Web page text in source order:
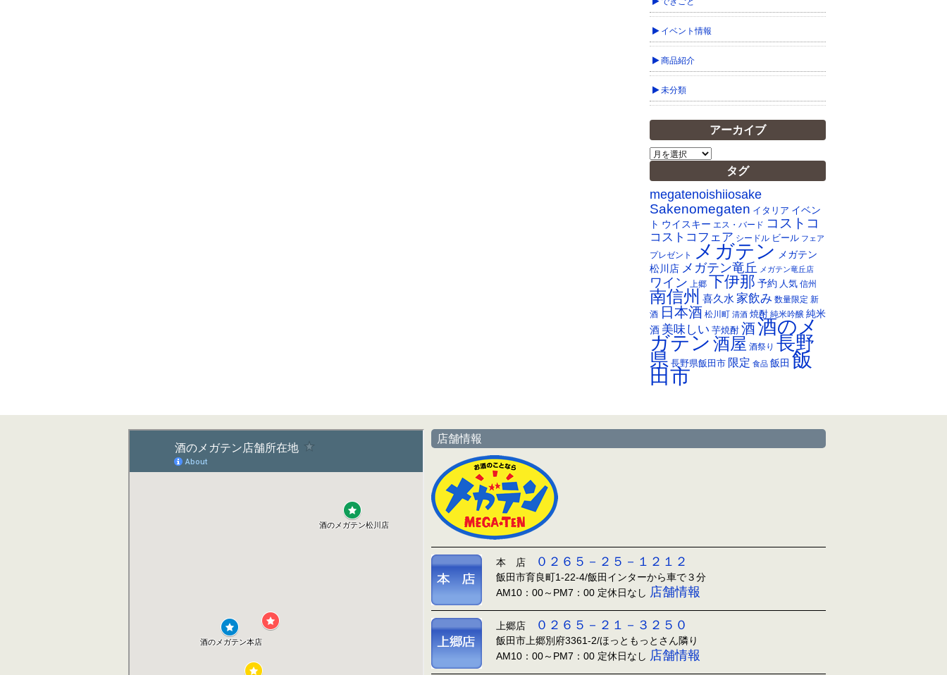
イベント情報
商品紹介
未分類
アーカイブ
ア
ー
カ
イ
ブ
タグ
megatenoishiiosake
Sakenomegaten イタリア イベン
ト ウイスキー エス・バード コストコ
コストコフェア シードル ビール フェア
プレゼント メガテン メガテン
松川店 メガテン竜丘 メガテン竜丘店
ワイン 上郷 下伊那 予約 人気 信州
南信州 喜久水 家飲み 数量限定 新
酒
日本酒 松川町 清酒 焼酎 純米吟醸 純米
酒 美味しい 芋焼酎 酒酒のメ
ガテン 酒屋 酒祭り 長野
県 長野県飯田市 限定 食品 飯田 飯
田市
店舗情報
本 店 ０２６５－２５－１２１２
飯田市育良町1-22-4/飯田インターから車で３分
AM10：00～PM7：00 定休日なし 店舗情報
上郷店 ０２６５－２１－３２５０
飯田市上郷別府3361-2/ほっともっとさん隣り
AM10：00～PM7：00 定休日なし 店舗情報